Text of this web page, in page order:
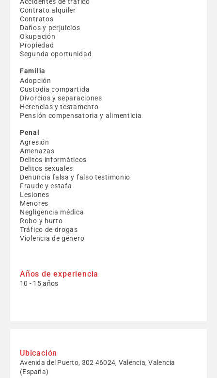
Contrato alquiler
Contratos
Daños y perjuicios
Okupación
Propiedad
Segunda oportunidad
Familia
Adopción
Custodia compartida
Divorcios y separaciones
Herencias y testamento
Pensión compensatoria y alimenticia
Penal
Agresión
Amenazas
Delitos informáticos
Delitos sexuales
Denuncia falsa y falso testimonio
Fraude y estafa
Lesiones
Menores
Negligencia médica
Robo y hurto
Tráfico de drogas
Violencia de género
Años de experiencia
10 - 15 años
Ubicación
Avenida del Puerto, 302 46024, Valencia, Valencia
(España)